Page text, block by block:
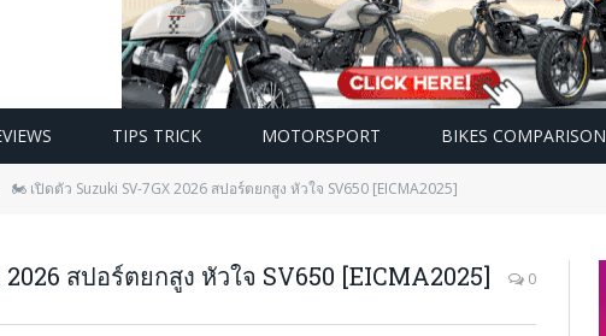
TIPS TRICK MOTORSPORT BIKES COMPARISON
🏍️ เปิดตัว Suzuki SV-7GX 2026 สปอร์ตยกสูง หัวใจ SV650 [EICMA2025]
สปอร์ตยกสูง หัวใจ SV650 [EICMA2025] 0